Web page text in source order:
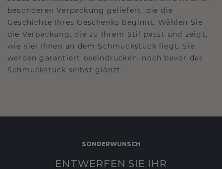
besonderen Verpackung geliefert, die die
Geschichte Ihres Geschenks beginnt. Wählen Sie
die Verpackung, die zu Ihrem Stil passt und zeigt,
wie viel Ihnen an dem Schmuckstück liegt. Sie
werden garantiert beeindrucken, noch bevor das
Schmuckstück selbst glänzt.
SONDERWUNSCH
ENTWERFEN SIE IHR